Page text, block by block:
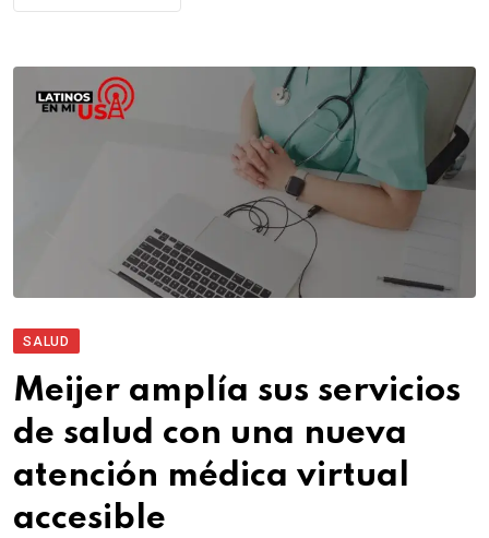
SALUD
Meijer amplía sus servicios
de salud con una nueva
atención médica virtual
accesible